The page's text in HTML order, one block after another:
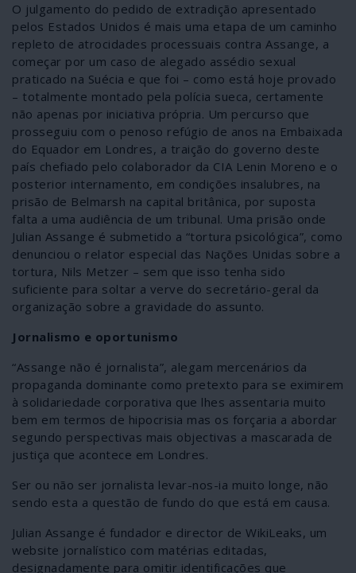
O julgamento do pedido de extradição apresentado
pelos Estados Unidos é mais uma etapa de um caminho
repleto de atrocidades processuais contra Assange, a
começar por um caso de alegado assédio sexual
praticado na Suécia e que foi – como está hoje provado
– totalmente montado pela polícia sueca, certamente
não apenas por iniciativa própria. Um percurso que
prosseguiu com o penoso refúgio de anos na Embaixada
do Equador em Londres, a traição do governo deste
país chefiado pelo colaborador da CIA Lenin Moreno e o
posterior internamento, em condições insalubres, na
prisão de Belmarsh na capital britânica, por suposta
falta a uma audiência de um tribunal. Uma prisão onde
Julian Assange é submetido a “tortura psicológica”, como
denunciou o relator especial das Nações Unidas sobre a
tortura, Nils Metzer – sem que isso tenha sido
suficiente para soltar a verve do secretário-geral da
organização sobre a gravidade do assunto.
Jornalismo e oportunismo
“Assange não é jornalista”, alegam mercenários da
propaganda dominante como pretexto para se eximirem
à solidariedade corporativa que lhes assentaria muito
bem em termos de hipocrisia mas os forçaria a abordar
segundo perspectivas mais objectivas a mascarada de
justiça que acontece em Londres.
Ser ou não ser jornalista levar-nos-ia muito longe, não
sendo esta a questão de fundo do que está em causa.
Julian Assange é fundador e director de WikiLeaks, um
website jornalístico com matérias editadas,
designadamente para omitir identificações que